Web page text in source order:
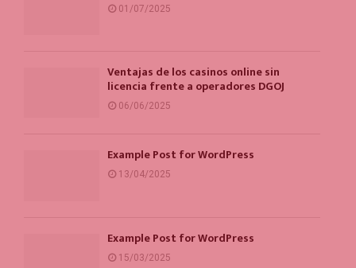
01/07/2025
Ventajas de los casinos online sin
licencia frente a operadores DGOJ
06/06/2025
Example Post for WordPress
13/04/2025
Example Post for WordPress
15/03/2025